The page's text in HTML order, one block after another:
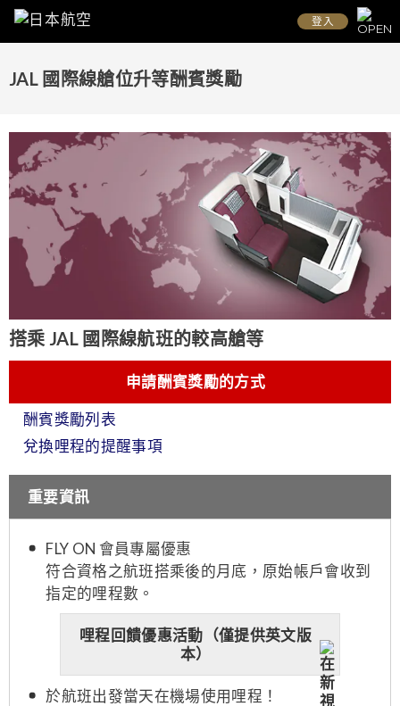
登入
JAL 國際線艙位升等酬賓獎勵
搭乘 JAL 國際線航班的較高艙等
申請酬賓獎勵的方式
酬賓獎勵列表
兌換哩程的提醒事項
重要資訊
FLY ON 會員專屬優惠
符合資格之航班搭乘後的月底，原始帳戶會收到
指定的哩程數。
哩程回饋優惠活動（僅提供英文版
本）
於航班出發當天在機場使用哩程！